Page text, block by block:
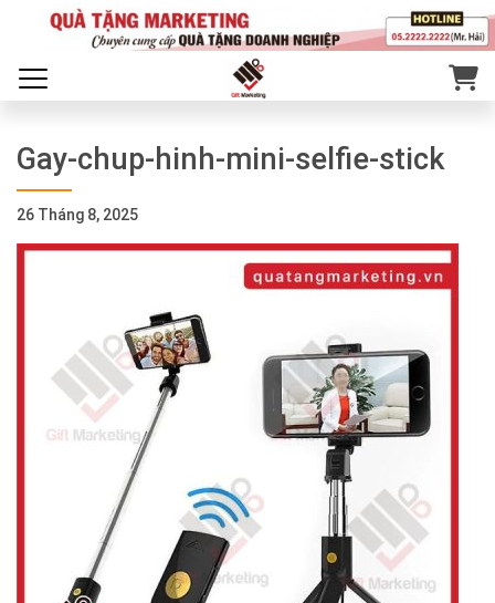
Gay-chup-hinh-mini-selfie-stick
26 Tháng 8, 2025